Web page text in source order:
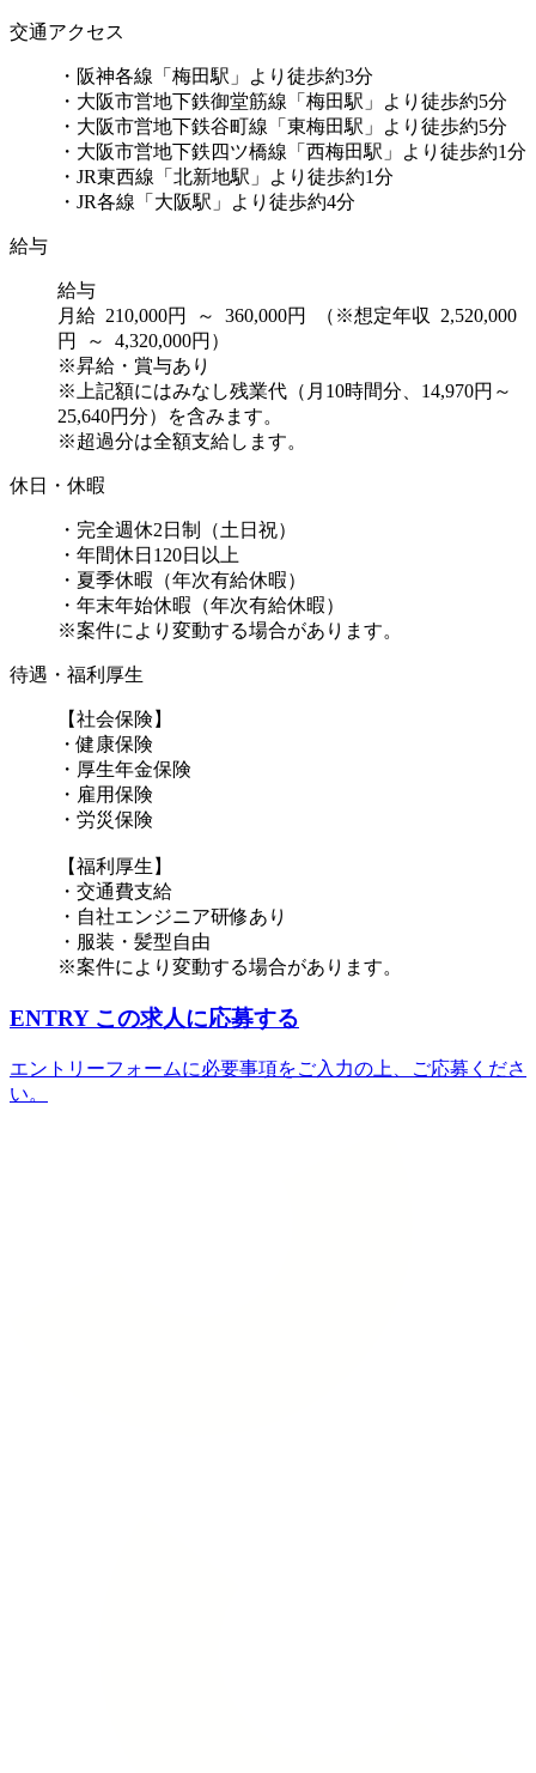
交通アクセス
・阪神各線「梅田駅」より徒歩約3分
・大阪市営地下鉄御堂筋線「梅田駅」より徒歩約5分
・大阪市営地下鉄谷町線「東梅田駅」より徒歩約5分
・大阪市営地下鉄四ツ橋線「西梅田駅」より徒歩約1分
・JR東西線「北新地駅」より徒歩約1分
・JR各線「大阪駅」より徒歩約4分
給与
給与
月給 210,000円 ～ 360,000円 （※想定年収 2,520,000
円 ～ 4,320,000円）
※昇給・賞与あり
※上記額にはみなし残業代（月10時間分、14,970円～
25,640円分）を含みます。
※超過分は全額支給します。
休日・休暇
・完全週休2日制（土日祝）
・年間休日120日以上
・夏季休暇（年次有給休暇）
・年末年始休暇（年次有給休暇）
※案件により変動する場合があります。
待遇・福利厚生
【社会保険】
・健康保険
・厚生年金保険
・雇用保険
・労災保険
【福利厚生】
・交通費支給
・自社エンジニア研修あり
・服装・髪型自由
※案件により変動する場合があります。
ENTRY この求人に応募する
エントリーフォームに必要事項をご入力の上、ご応募くださ
い。